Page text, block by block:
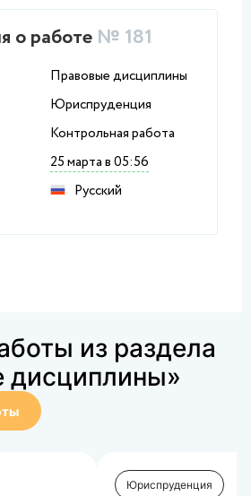
о работе № 181
Правовые дисциплины
Юриспруденция
Контрольная работа
25 марта в 05:56
Русский
из раздела
дисциплины»
Юриспруденция